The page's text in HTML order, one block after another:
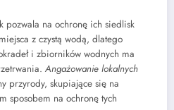
pozwala na ochronę ich siedlisk
z czystą wodą, dlatego
i zbiorników wodnych ma
Angażowanie lokalnych
przyrody, skupiające się na
sposobem na ochronę tych